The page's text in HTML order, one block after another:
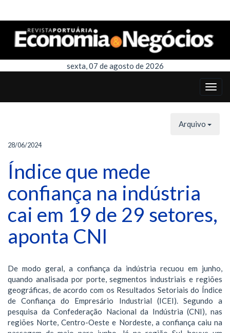
sexta, 07 de agosto de 2026
Arquivo
28/06/2024
Índice que mede
confiança na indústria
cai em 19 de 29 setores,
aponta CNI
De modo geral, a confiança da indústria recuou em junho,
quando analisada por porte, segmentos industriais e regiões
geográficas, de acordo com os Resultados Setoriais do Índice
de Confiança do Empresário Industrial (ICEI). Segundo a
pesquisa da Confederação Nacional da Indústria (CNI), nas
regiões Norte, Centro-Oeste e Nordeste, a confiança caiu na